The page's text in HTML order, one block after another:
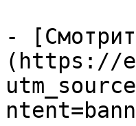
-
(https://